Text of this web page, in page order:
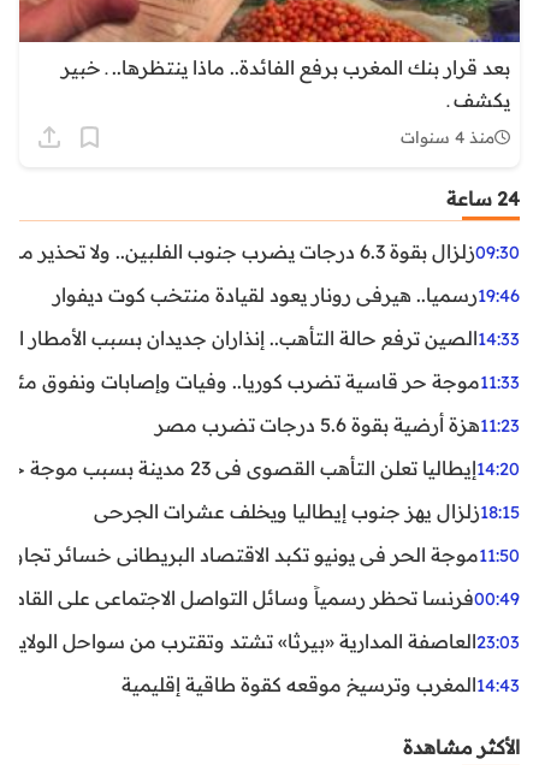
بعد قرار بنك المغرب برفع الفائدة.. ماذا ينتظرها.. ـ خبير
يكشف ـ
منذ 4 سنوات
24 ساعة
09:30زلزال بقوة 6.3 درجات يضرب جنوب الفلبين.. ولا تحذير من تسونامي حتى الآن
19:46رسميا.. هيرفي رونار يعود لقيادة منتخب كوت ديفوار
14:33الصين ترفع حالة التأهب.. إنذاران جديدان بسبب الأمطار
11:33موجة حر قاسية تضرب كوريا.. وفيات وإصابات ونفوق مئات
11:23هزة أرضية بقوة 5.6 درجات تضرب مصر
14:20إيطاليا تعلن التأهب القصوى في 23 مدينة بسبب موجة حر شديدة
18:15زلزال يهز جنوب إيطاليا ويخلف عشرات الجرحى
11:50موجة الحر في يونيو تكبد الاقتصاد البريطاني خسائر تجاوزت 1.5 مليار
00:49فرنسا تحظر رسمياً وسائل التواصل الاجتماعي على القاصرين
23:03العاصفة المدارية «بيرثا» تشتد وتقترب من سواحل
14:43المغرب وترسيخ موقعه كقوة طاقية إقليمية
الأكثر مشاهدة